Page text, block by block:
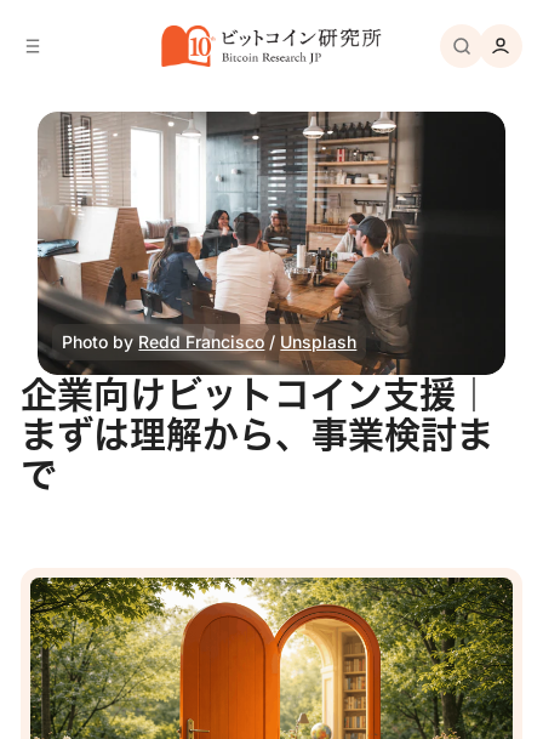
Photo by Redd Francisco / Unsplash
企業向けビットコイン支援｜
まずは理解から、事業検討ま
で